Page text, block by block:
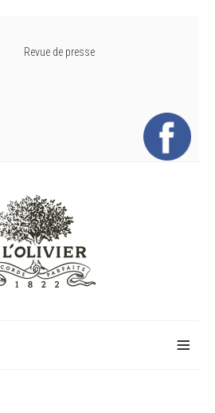
Revue de presse
≡